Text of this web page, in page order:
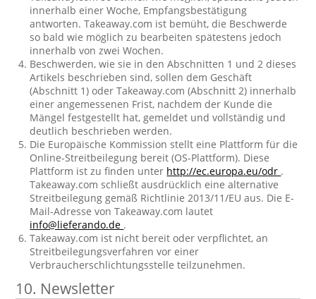
innerhalb einer Woche, Empfangsbestätigung
antworten. Takeaway.com ist bemüht, die Beschwerde
so bald wie möglich zu bearbeiten spätestens jedoch
innerhalb von zwei Wochen.
Beschwerden, wie sie in den Abschnitten 1 und 2 dieses
Artikels beschrieben sind, sollen dem Geschäft
(Abschnitt 1) oder Takeaway.com (Abschnitt 2) innerhalb
einer angemessenen Frist, nachdem der Kunde die
Mängel festgestellt hat, gemeldet und vollständig und
deutlich beschrieben werden.
Die Europäische Kommission stellt eine Plattform für die
Online-Streitbeilegung bereit (OS-Plattform). Diese
Plattform ist zu finden unter http://ec.europa.eu/odr .
Takeaway.com schließt ausdrücklich eine alternative
Streitbeilegung gemäß Richtlinie 2013/11/EU aus. Die E-
Mail-Adresse von Takeaway.com lautet
info@lieferando.de .
Takeaway.com ist nicht bereit oder verpflichtet, an
Streitbeilegungsverfahren vor einer
Verbraucherschlichtungsstelle teilzunehmen.
10. Newsletter